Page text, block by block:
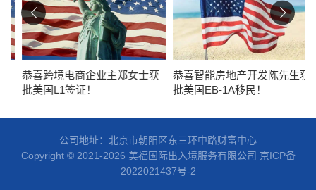
恭喜跨境电商企业主郑女士获
批美国L1签证！
恭喜智能房地产开发陈先生获
批美国EB-1A移民！
公司地址：北京市朝阳区东三环中路财富中心
Copyright © 2021-2026 美福国际出入境服务有限公司 京ICP备
2022021437号-2